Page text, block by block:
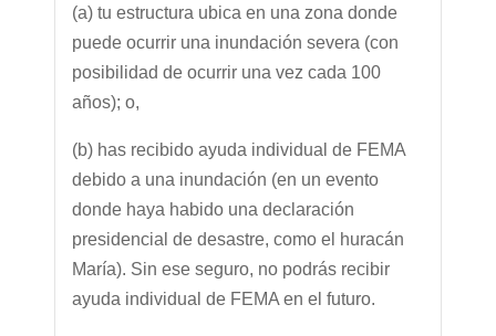
(a) tu estructura ubica en una zona donde
puede ocurrir una inundación severa (con
posibilidad de ocurrir una vez cada 100
años); o,
(b) has recibido ayuda individual de FEMA
debido a una inundación (en un evento
donde haya habido una declaración
presidencial de desastre, como el huracán
María). Sin ese seguro, no podrás recibir
ayuda individual de FEMA en el futuro.